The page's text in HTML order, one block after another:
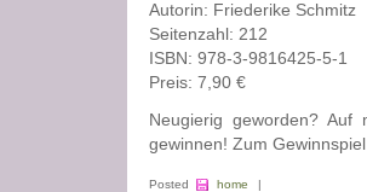
Autorin: Friederike Schmitz
Seitenzahl: 212
ISBN: 978-3-9816425-5-1
Preis: 7,90 €
Neugierig geworden? Auf
gewinnen! Zum Gewinnspiel
Posted home |